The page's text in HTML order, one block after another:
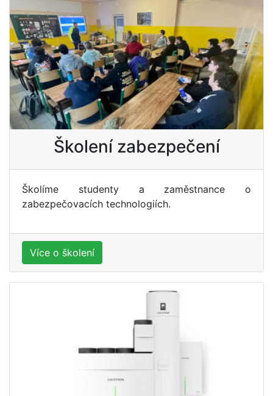
Školení zabezpečení
Školíme studenty a zaměstnance o
zabezpečovacích technologiích.
Více o školení